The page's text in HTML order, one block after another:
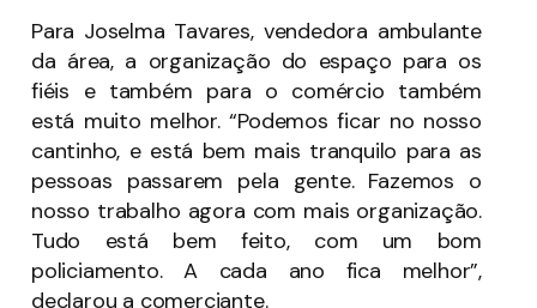
Para Joselma Tavares, vendedora ambulante
da área, a organização do espaço para os
fiéis e também para o comércio também
está muito melhor. “Podemos ficar no nosso
cantinho, e está bem mais tranquilo para as
pessoas passarem pela gente. Fazemos o
nosso trabalho agora com mais organização.
Tudo está bem feito, com um bom
policiamento. A cada ano fica melhor”,
declarou a comerciante.